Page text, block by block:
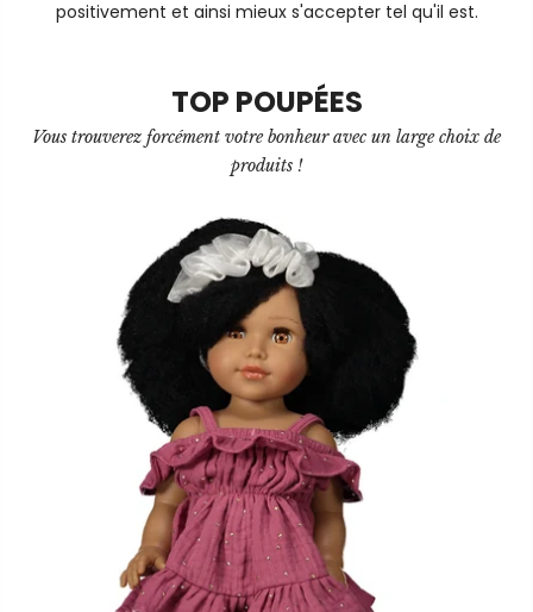
positivement et ainsi mieux s'accepter tel qu'il est.
TOP POUPÉES
Vous trouverez forcément votre bonheur avec un large choix de
produits !